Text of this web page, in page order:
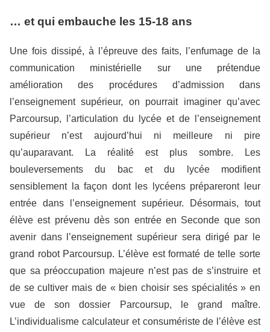
… et qui embauche les 15-18 ans
Une fois dissipé, à l’épreuve des faits, l’enfumage de la
communication ministérielle sur une prétendue
amélioration des procédures d’admission dans
l’enseignement supérieur, on pourrait imaginer qu’avec
Parcoursup, l’articulation du lycée et de l’enseignement
supérieur n’est aujourd’hui ni meilleure ni pire
qu’auparavant. La réalité est plus sombre. Les
bouleversements du bac et du lycée modifient
sensiblement la façon dont les lycéens prépareront leur
entrée dans l’enseignement supérieur. Désormais, tout
élève est prévenu dès son entrée en Seconde que son
avenir dans l’enseignement supérieur sera dirigé par le
grand robot Parcoursup. L’élève est formaté de telle sorte
que sa préoccupation majeure n’est pas de s’instruire et
de se cultiver mais de « bien choisir ses spécialités » en
vue de son dossier Parcoursup, le grand maître.
L’individualisme calculateur et consumériste de l’élève est